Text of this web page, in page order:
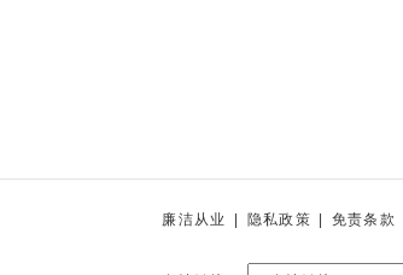
廉洁从业 隐私政策 免责条款